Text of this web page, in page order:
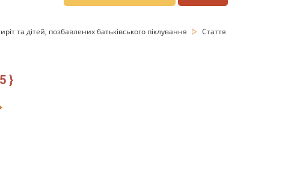
та дітей, позбавлених батьківського піклування
Стаття
}